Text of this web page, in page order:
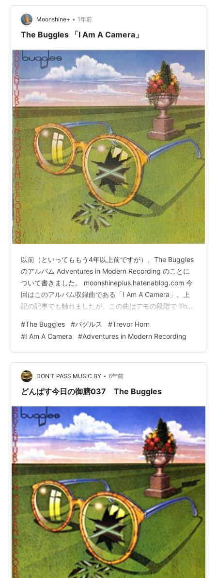
トリーで奇抜な衣装に目が離せません。😅 ▶ ソフィー・
グレイのカバー動画 youtu.b…
Moonshine+ • 1年前
The Buggles 「I Am A Camera」
以前（といってももう4年以上前ですが）、The Buggles
のアルバム Adventures in Modern Recording のことに
ついて書きました。 moonshineplus.hatenablog.com 今
回はこのアルバム収録曲である「I Am A Camera」。上
記の記事でも触れましたが、この曲はデモの段階で The
て制作されたもので、Yesのアルバム Drama で採用さ
れ、バンドメンバーによってアレンジされた「Into The
Lens」という曲としてリリースされた経緯があります。
w…
#The Buggles #バグルス #Trevor Horn
#I Am A Camera #Adventures in Modern Recording
DON'T PASS MUSIC BY • 6年前
どんぱす今日の御膳037 The Buggles